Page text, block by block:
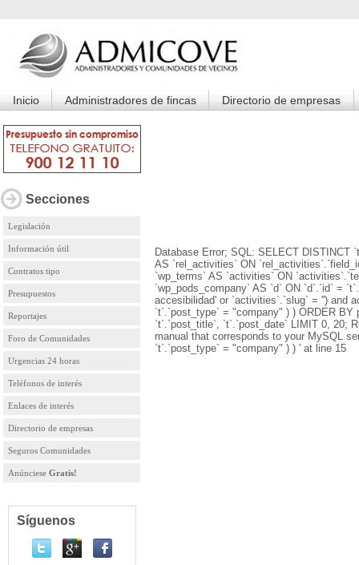
Inicio Administradores de fincas Directorio de empresas
Secciones
Legislación
Información útil
Contratos tipo
Presupuestos
Reportajes
Foro de Comunidades
Urgencias 24 horas
Teléfonos de interés
Enlaces de interés
Directorio de empresas
Seguros Comunidades
Anúnciese Gratis!
Síguenos
Database Error; SQL: SELECT DISTINCT
AS `rel_activities` ON
`wp_terms` AS `activities` ON
`wp_pods_company` AS `d` ON `d`.`id` =
accesibilidad' or `activities`.`slug` = '') and
`t`.`post_type` = "company" ) ) ORDER
`t`.`post_title`, `t`.`post_date` LIMIT 0, 20;
manual that corresponds to your MySQL
`t`.`post_type` = "company" ) ) ' at line 15